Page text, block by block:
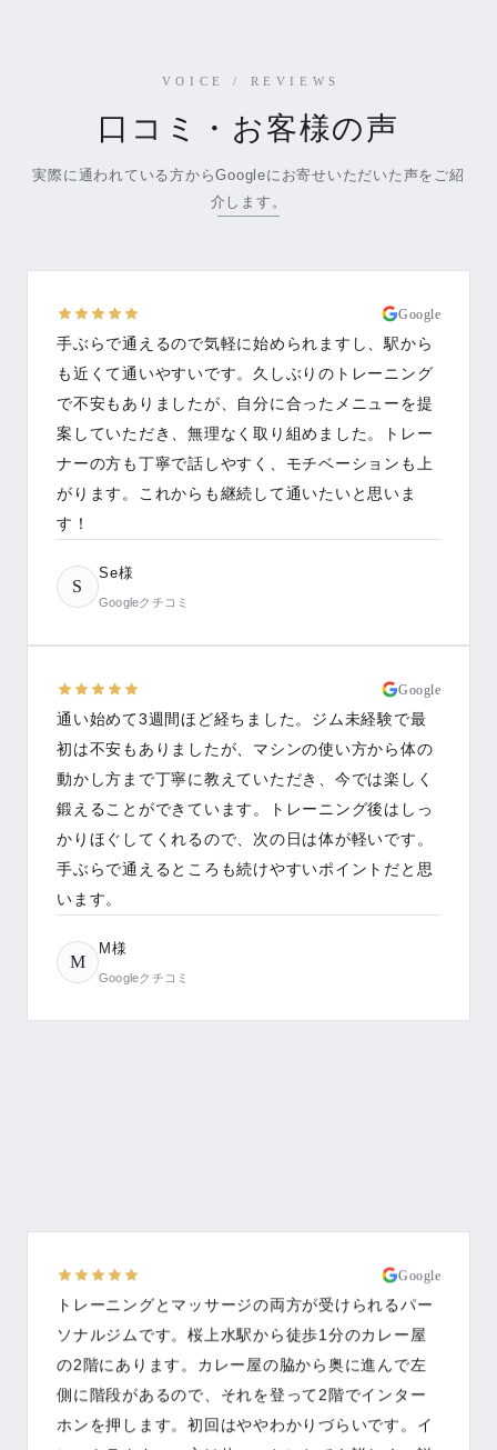
VOICE / REVIEWS
口コミ・お客様の声
実際に通われている方からGoogleにお寄せいただいた声をご紹
介します。
Google
手ぶらで通えるので気軽に始められますし、駅から
も近くて通いやすいです。久しぶりのトレーニング
で不安もありましたが、自分に合ったメニューを提
案していただき、無理なく取り組めました。トレー
ナーの方も丁寧で話しやすく、モチベーションも上
がります。これからも継続して通いたいと思いま
す！
S
Se様
Googleクチコミ
Google
通い始めて3週間ほど経ちました。ジム未経験で最
初は不安もありましたが、マシンの使い方から体の
動かし方まで丁寧に教えていただき、今では楽しく
鍛えることができています。トレーニング後はしっ
かりほぐしてくれるので、次の日は体が軽いです。
手ぶらで通えるところも続けやすいポイントだと思
います。
M
M様
Googleクチコミ
明が分かりやすいです。筋肉の動かし方、体の不調
を整える方法、痩せるための食事のアドバイスをい
ただき、順調に体重減少し、体も整って来ました。
運動もマッサージも両方受けたい、体が固くて普通
のジムではうまくできなかったという人にお勧めし
ます。